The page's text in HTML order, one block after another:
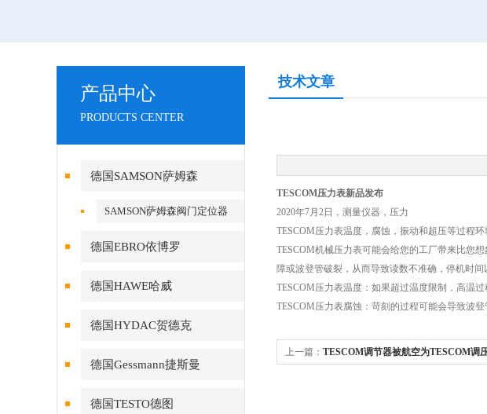
产品中心
PRODUCTS CENTER
德国SAMSON萨姆森
SAMSON萨姆森阀门定位器
德国EBRO依博罗
德国HAWE哈威
德国HYDAC贺德克
德国Gessmann捷斯曼
德国TESTO德图
技术文章
TESCOM压力表新品发布
2020年7月2日，测量仪器，压力
TESCOM压力表温度，腐蚀，振动和超压等过程
TESCOM机械压力表可能会给您的工厂带来比您
障或波登管破裂，从而导致读数不准确，停机时间
TESCOM压力表温度：如果超过温度限制，高温
TESCOM压力表腐蚀：苛刻的过程可能会导致波
上一篇： TESCOM调节器被航空为TESCOM调